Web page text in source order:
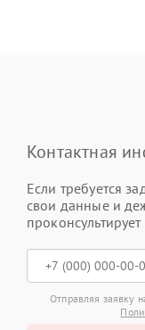
Контактная
Если требуется
свои данные и
проконсультирует
Отправляя заявку